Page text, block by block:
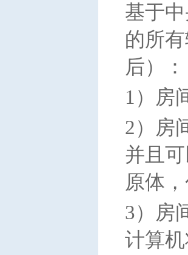
基于
的所
后）：
1 ）房
2）房
并且
原体
3）房
计算